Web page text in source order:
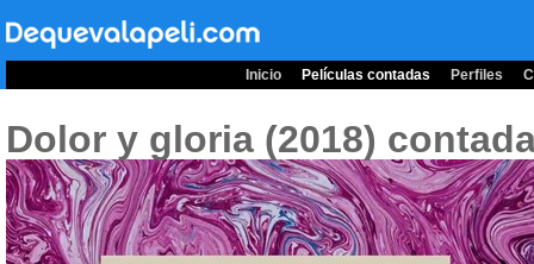
Inicio Películas contadas Perfiles
Dolor y gloria (2018)